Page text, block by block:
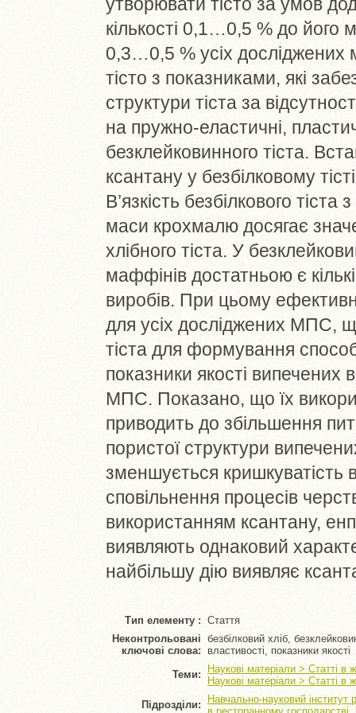
кількості 0,1…0,5 % до його
0,3…0,5 % усіх досліджених
тісто з показниками, які
структури тіста за
на пружно-еластичні,
безклейковинного тіста.
ксантану у безбілковому
В’язкість безбілкового
маси крохмалю досягає
хлібного тіста. У
маффінів достатньою є
виробів. При цьому
для усіх досліджених МПС,
тіста для формування
показники якості випечених
МПС. Показано, що їх
приводить до збільшення
пористої структури
зменшується кришкуватість
сповільнення процесів
використанням ксантану,
виявляють однаковий
найбільшу дію виявляє
Тип елементу : Стаття
Неконтрольовані
ключові слова:
безбілковий хліб,
властивості, показники якості
Теми:
Наукові матеріали > Статті в
Наукові матеріали > Статті в
Підрозділи:
Навчально-науковий інститут